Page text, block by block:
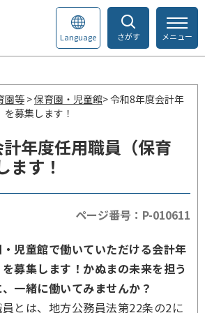
さがす
Language メニュー
園等 >保育園・児童館> 令和8年度会計年
募集します！
年度任用職員（保育
ます！
ページ番号：P-010611
児童館で働いていただける会計年
募集します！かぬまの未来を担う
一緒に働いてみませんか？
とは、地方公務員法第22条の2に